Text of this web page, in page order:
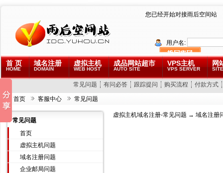
您已经开始对接雨后空间站
用户名:
首 页
HOME
域名注册
DOMAIN
虚拟主机
WEB HOST
成品网站超市
AUTO SITE
VPS主机
VPS SERVER
网
常见问题 有问必答 跟踪提问 购买流程 付款方式
首页 客服中心 常见问题
常见问题
首页
虚拟主机问题
域名注册问题
企业邮局问题
虚拟主机域名注册-常见问题 → 域名注册